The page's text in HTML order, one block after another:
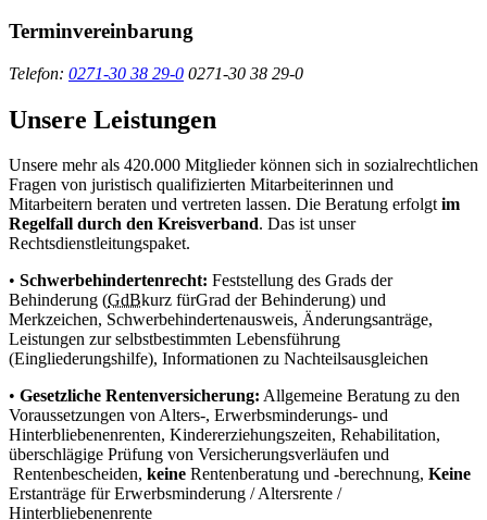
Terminvereinbarung
Telefon: 0271-30 38 29-0 0271-30 38 29-0
Unsere Leistungen
Unsere mehr als 420.000 Mitglieder können sich in sozialrechtlichen
Fragen von juristisch qualifizierten Mitarbeiterinnen und
Mitarbeitern beraten und vertreten lassen. Die Beratung erfolgtim
Regelfall durch den Kreisverband. Das ist unser
Rechtsdienstleitungspaket.
• Schwerbehindertenrecht: Feststellung des Grads der
Behinderung (GdBkurz fürGrad der Behinderung) und
Merkzeichen, Schwerbehindertenausweis, Änderungsanträge,
Leistungen zur selbstbestimmten Lebensführung
(Eingliederungshilfe), Informationen zu Nachteilsausgleichen
• Gesetzliche Rentenversicherung: Allgemeine Beratung zu den
Voraussetzungen von Alters-, Erwerbsminderungs- und
Hinterbliebenenrenten, Kindererziehungszeiten, Rehabilitation,
überschlägige Prüfung von Versicherungsverläufen und
Rentenbescheiden, keine Rentenberatung und -berechnung, Keine
Erstanträge für Erwerbsminderung / Altersrente /
Hinterbliebenenrente